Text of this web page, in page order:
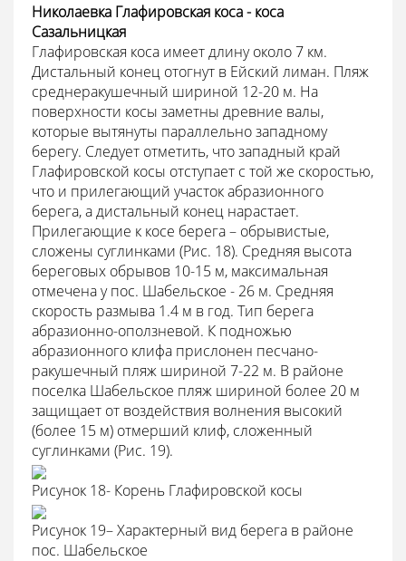
Николаевка Глафировская коса - коса
Сазальницкая
Глафировская коса имеет длину около 7 км.
Дистальный конец отогнут в Ейский лиман. Пляж
среднеракушечный шириной 12-20 м. На
поверхности косы заметны древние валы,
которые вытянуты параллельно западному
берегу. Следует отметить, что западный край
Глафировской косы отступает с той же скоростью,
что и прилегающий участок абразионного
берега, а дистальный конец нарастает.
Прилегающие к косе берега – обрывистые,
сложены суглинками (Рис. 18). Средняя высота
береговых обрывов 10-15 м, максимальная
отмечена у пос. Шабельское - 26 м. Средняя
скорость размыва 1.4 м в год. Тип берега
абразионно-оползневой. К подножью
абразионного клифа прислонен песчано-
ракушечный пляж шириной 7-22 м. В районе
поселка Шабельское пляж шириной более 20 м
защищает от воздействия волнения высокий
(более 15 м) отмерший клиф, сложенный
суглинками (Рис. 19).
Рисунок 18- Корень Глафировской косы
Рисунок 19– Характерный вид берега в районе
пос. Шабельское